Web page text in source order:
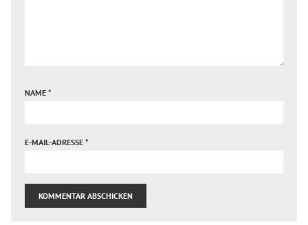
NAME *
E-MAIL-ADRESSE *